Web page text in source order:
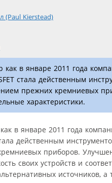
(Paul Kierstead)
как в январе 2011 года
стала действенным
прежних кремниевых
характеристики.
в январе 2011 года
действенным
приборов.
своих устройств и
источников,